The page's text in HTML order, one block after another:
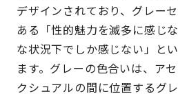
デザインされており、グレー
ある「性的魅力を滅多に感じ
な状況下でしか感じない」と
ます。グレーの色合いは、ア
クシュアルの間に位置するグ